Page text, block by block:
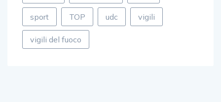
sport TOP udc vigili
vigili del fuoco